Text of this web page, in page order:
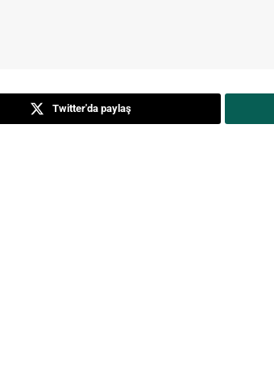
Twitter'da paylaş